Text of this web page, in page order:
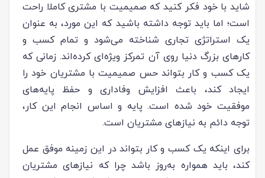
شاید با خود فکر کنید که صمیمیت با مشتری کاملا راحت
است؛ اما باید توجه داشته باشید که این مورد، به عنوان
یک استراتژی تجاری شناخته می‌شود و تمام کسب و
کارهای بزرگ دنیا روی آن تمرکز ویژه‌ای کرده‌اند. زمانی که
یک کسب و کار بتواند حس صمیمیت با مشتریان خود را
ایجاد کند، باعث افزایش وفاداری و حفظ پایه‌های
موفقیت خود شده است. پایه و اساس انجام این کار،
توجه دائم به نیازهای مشتریان است.
برای اینکه یک کسب و کار بتواند در این زمینه موفق عمل
کند، باید همواره به‌روز باشد چرا که نیازهای مشتریان